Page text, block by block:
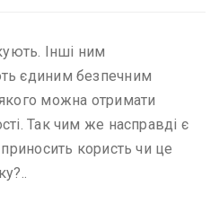
Інші ним
єдиним безпечним
можна отримати
Так чим же насправді є
користь чи це